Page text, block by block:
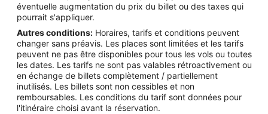
éventuelle augmentation du prix du billet ou des taxes qui
pourrait s'appliquer.
Autres conditions: Horaires, tarifs et conditions peuvent
changer sans préavis. Les places sont limitées et les tarifs
peuvent ne pas être disponibles pour tous les vols ou toutes
les dates. Les tarifs ne sont pas valables rétroactivement ou
en échange de billets complètement / partiellement
inutilisés. Les billets sont non cessibles et non
remboursables. Les conditions du tarif sont données pour
l'itinéraire choisi avant la réservation.